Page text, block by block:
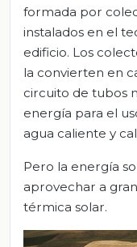
formada por
instalados en el
edificio. Los
la convierten en
circuito de tubos
energía para el
agua caliente y
Pero la energía
aprovechar a
térmica solar.